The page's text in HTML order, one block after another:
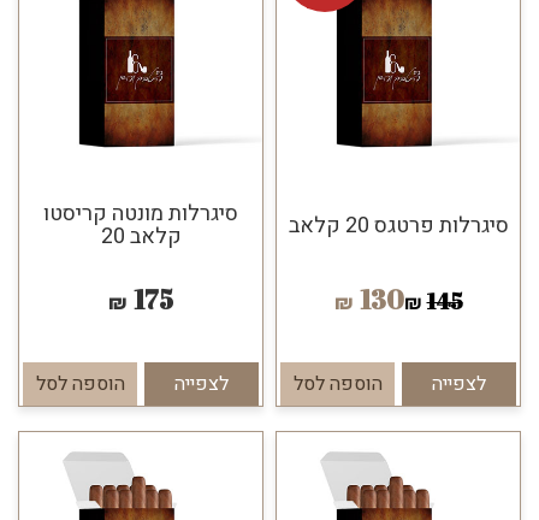
סיגרלות פרטגס 20 קלאב
145
₪
130
₪
לצפייה הוספה לסל
סיגרלות מונטה קריסטו
קלאב 20
175
₪
לצפייה הוספה לסל